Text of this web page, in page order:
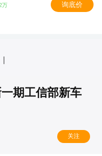
万
询底价
期工信部新车
关注